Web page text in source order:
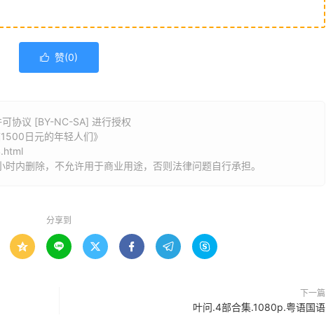
 赞(0)
协议 [BY-NC-SA] 进行授权
日元的年轻人们》
内删除，不允许用于商业用途，否则法律问题自行承担。
分享到
     
下一篇
叶问.4部合集.1080p.粤语国语